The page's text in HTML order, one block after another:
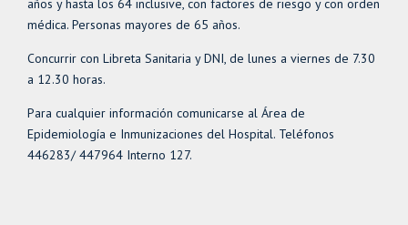
años y hasta los 64 inclusive, con factores de riesgo y con orden
médica. Personas mayores de 65 años.
Concurrir con Libreta Sanitaria y DNI, de lunes a viernes de 7.30
a 12.30 horas.
Para cualquier información comunicarse al Área de
Epidemiología e Inmunizaciones del Hospital. Teléfonos
446283/ 447964 Interno 127.